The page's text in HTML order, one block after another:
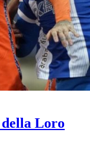
Loro